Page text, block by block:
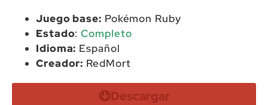
Juego base: Pokémon Ruby
Estado:Completo
Idioma: Español
Creador: RedMort
Descargar